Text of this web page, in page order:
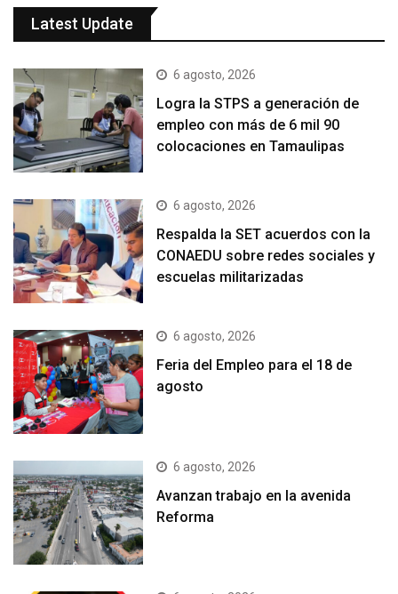
Latest Update
6 agosto, 2026
Logra la STPS a generación de
empleo con más de 6 mil 90
colocaciones en Tamaulipas
6 agosto, 2026
Respalda la SET acuerdos con la
CONAEDU sobre redes sociales y
escuelas militarizadas
6 agosto, 2026
Feria del Empleo para el 18 de
agosto
6 agosto, 2026
Avanzan trabajo en la avenida
Reforma